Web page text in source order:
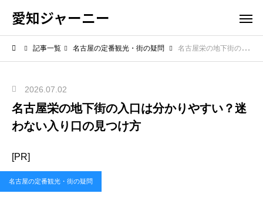
愛知ジャーニー
記事一覧 名古屋の定番観光・街の疑問 名古屋栄の地下街の入口は分かりやすい？迷わない入り口の見つけ方
2026.07.02
名古屋栄の地下街の入口は分かりやすい？迷
わない入り口の見つけ方
[PR]
名古屋の定番観光・街の疑問